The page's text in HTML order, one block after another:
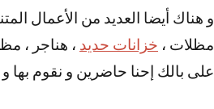
و هناك أيضا العديد من الأعمال
مظلات ، خزانات حديد ، هناجر ،
على بالك إحنا حاضرين و نقوم بها و